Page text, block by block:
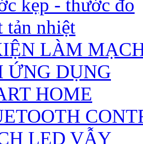
kẹp - thước đo
tản nhiệt
LÀM
ỨNG DỤNG
HOME
LED VẪY